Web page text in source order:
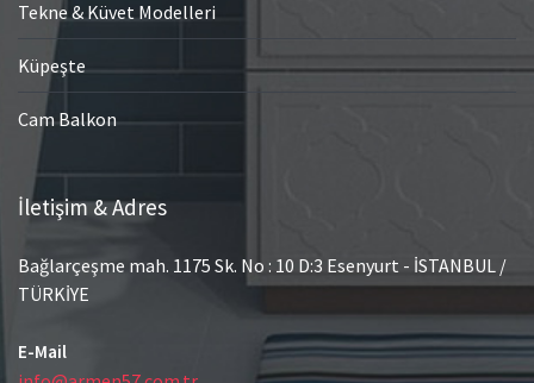
Tekne & Küvet Modelleri
Küpeşte
Cam Balkon
İletişim & Adres
Bağlarçeşme mah. 1175 Sk. No : 10 D:3 Esenyurt - İSTANBUL /
TÜRKİYE
E-Mail